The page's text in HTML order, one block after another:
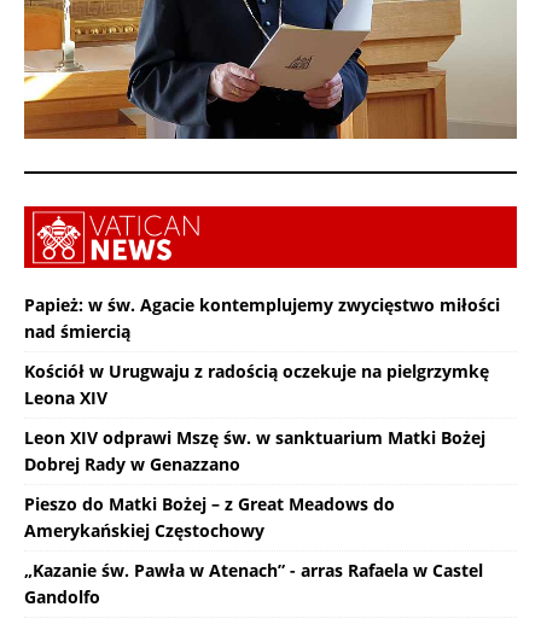
Papież: w św. Agacie kontemplujemy zwycięstwo miłości
nad śmiercią
Kościół w Urugwaju z radością oczekuje na pielgrzymkę
Leona XIV
Leon XIV odprawi Mszę św. w sanktuarium Matki Bożej
Dobrej Rady w Genazzano
Pieszo do Matki Bożej – z Great Meadows do
Amerykańskiej Częstochowy
„Kazanie św. Pawła w Atenach” - arras Rafaela w Castel
Gandolfo